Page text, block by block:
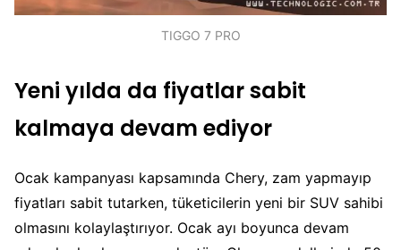
TIGGO 7 PRO
Yeni yılda da fiyatlar sabit
kalmaya devam ediyor
Ocak kampanyası kapsamında Chery, zam yapmayıp
fiyatları sabit tutarken, tüketicilerin yeni bir SUV sahibi
olmasını kolaylaştırıyor. Ocak ayı boyunca devam